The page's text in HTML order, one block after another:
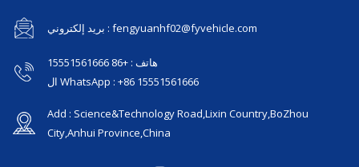
بريد إلكتروني : fengyuanhf02@fyvehicle.com
هاتف : +86 15551561666
ال WhatsApp : +86 15551561666
Add : Science&Technology Road,Lixin Country,BoZhou
City,Anhui Province,China